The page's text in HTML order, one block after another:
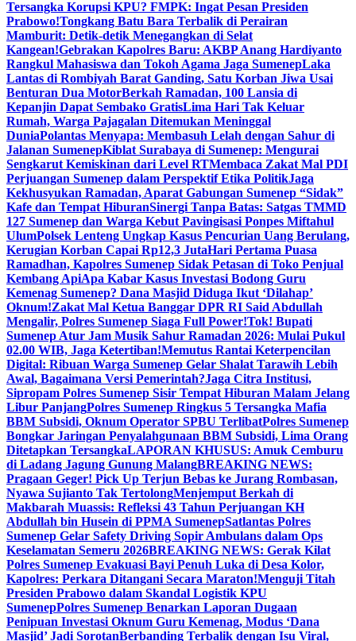
Tersangka Korupsi KPU? FMPK: Ingat Pesan Presiden
Prabowo!Tongkang Batu Bara Terbalik di Perairan
Mamburit: Detik-detik Menegangkan di Selat
Kangean!Gebrakan Kapolres Baru: AKBP Anang Hardiyanto
Rangkul Mahasiswa dan Tokoh Agama Jaga SumenepLaka
Lantas di Rombiyah Barat Ganding, Satu Korban Jiwa Usai
Benturan Dua MotorBerkah Ramadan, 100 Lansia di
Kepanjin Dapat Sembako GratisLima Hari Tak Keluar
Rumah, Warga Pajagalan Ditemukan Meninggal
DuniaPolantas Menyapa: Membasuh Lelah dengan Sahur di
Jalanan SumenepKiblat Surabaya di Sumenep: Mengurai
Sengkarut Kemiskinan dari Level RTMembaca Zakat Mal PDI
Perjuangan Sumenep dalam Perspektif Etika PolitikJaga
Kekhusyukan Ramadan, Aparat Gabungan Sumenep “Sidak”
Kafe dan Tempat HiburanSinergi Tanpa Batas: Satgas TMMD
127 Sumenep dan Warga Kebut Pavingisasi Ponpes Miftahul
UlumPolsek Lenteng Ungkap Kasus Pencurian Uang Berulang,
Kerugian Korban Capai Rp12,3 JutaHari Pertama Puasa
Ramadhan, Kapolres Sumenep Sidak Petasan di Toko Penjual
Kembang ApiApa Kabar Kasus Investasi Bodong Guru
Kemenag Sumenep? Dana Masjid Diduga Ikut ‘Dilahap’
Oknum!Zakat Mal Ketua Banggar DPR RI Said Abdullah
Mengalir, Polres Sumenep Siaga Full Power!Tok! Bupati
Sumenep Atur Jam Musik Sahur Ramadan 2026: Mulai Pukul
02.00 WIB, Jaga Ketertiban!Memutus Rantai Keterpencilan
Digital: Ribuan Warga Sumenep Gelar Shalat Tarawih Lebih
Awal, Bagaimana Versi Pemerintah?Jaga Citra Institusi,
Sipropam Polres Sumenep Sisir Tempat Hiburan Malam Jelang
Libur PanjangPolres Sumenep Ringkus 5 Tersangka Mafia
BBM Subsidi, Oknum Operator SPBU TerlibatPolres Sumenep
Bongkar Jaringan Penyalahgunaan BBM Subsidi, Lima Orang
Ditetapkan TersangkaLAPORAN KHUSUS: Amuk Cemburu
di Ladang Jagung Gunung MalangBREAKING NEWS:
Pragaan Geger! Pick Up Terjun Bebas ke Jurang Rombasan,
Nyawa Sujianto Tak TertolongMenjemput Berkah di
Makbarah Muassis: Refleksi 43 Tahun Perjuangan KH
Abdullah bin Husein di PPMA SumenepSatlantas Polres
Sumenep Gelar Safety Driving Sopir Ambulans dalam Ops
Keselamatan Semeru 2026BREAKING NEWS: Gerak Kilat
Polres Sumenep Evakuasi Bayi Penuh Luka di Desa Kolor,
Kapolres: Perkara Ditangani Secara Maraton!Menguji Titah
Presiden Prabowo dalam Skandal Logistik KPU
SumenepPolres Sumenep Benarkan Laporan Dugaan
Penipuan Investasi Oknum Guru Kemenag, Modus ‘Dana
Masjid’ Jadi SorotanBerbanding Terbalik dengan Isu Viral,